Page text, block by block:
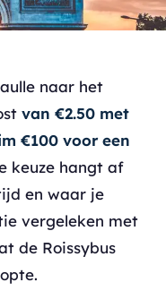
naar het
van €2.50 met
€100 voor een
keuze hangt af
en waar je
vergeleken met
de Roissybus